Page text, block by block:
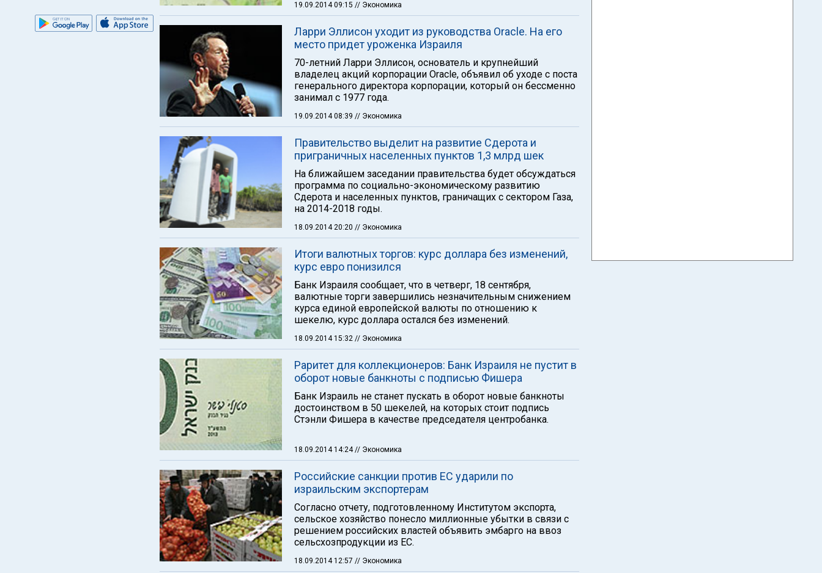
19.09.2014 09:15 // Экономика
Ларри Эллисон уходит из руководства Oracle. На его
место придет уроженка Израиля
70-летний Ларри Эллисон, основатель и крупнейший
владелец акций корпорации Oracle, объявил об уходе с поста
генерального директора корпорации, который он бессменно
занимал с 1977 года.
19.09.2014 08:39 // Экономика
Правительство выделит на развитие Сдерота и
приграничных населенных пунктов 1,3 млрд шек
На ближайшем заседании правительства будет обсуждаться
программа по социально-экономическому развитию
Сдерота и населенных пунктов, граничащих с сектором Газа,
на 2014-2018 годы.
18.09.2014 20:20 // Экономика
Итоги валютных торгов: курс доллара без изменений,
курс евро понизился
Банк Израиля сообщает, что в четверг, 18 сентября,
валютные торги завершились незначительным снижением
курса единой европейской валюты по отношению к
шекелю, курс доллара остался без изменений.
18.09.2014 15:32 // Экономика
Раритет для коллекционеров: Банк Израиля не пустит в
оборот новые банкноты с подписью Фишера
Банк Израиль не станет пускать в оборот новые банкноты
достоинством в 50 шекелей, на которых стоит подпись
Стэнли Фишера в качестве председателя центробанка.
18.09.2014 14:24// Экономика
Российские санкции против ЕС ударили по
израильским экспортерам
Согласно отчету, подготовленному Институтом экспорта,
сельское хозяйство понесло миллионные убытки в связи с
решением российских властей объявить эмбарго на ввоз
сельсхозпродукции из ЕС.
18.09.2014 12:57 // Экономика